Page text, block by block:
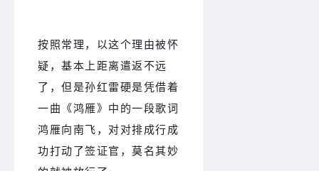
按照常理，以这个理由被怀
疑，基本上距离遣返不远
了，但是孙红雷硬是凭借着
一曲《鸿雁》中的一段歌词
鸿雁向南飞，对对排成行成
功打动了签证官，莫名其妙